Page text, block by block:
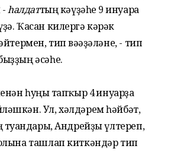
-һалдаттың кәүҙәһе 9 ғинуарға
Ҡасан килергә кәрәк
тип вәғәҙәләне, - тип
әсәһе.
һуңғы тапҡыр 4 ғинуарҙа
Ул, хәлдәрем һәйбәт,
Андрейҙы үлтереп,
ташлап киткәндәр тип